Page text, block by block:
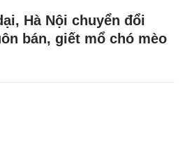
Hà Nội chuyển đổi
bán, giết mổ chó mèo